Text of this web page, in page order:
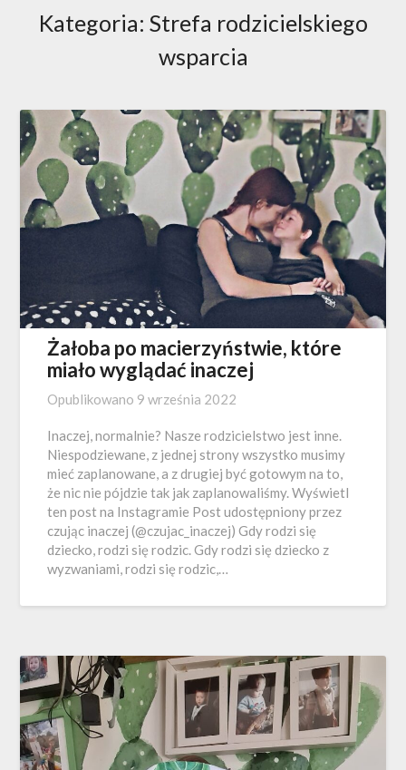
Kategoria: Strefa rodzicielskiego
wsparcia
Żałoba po macierzyństwie, które
miało wyglądać inaczej
Opublikowano 9 września 2022
Inaczej, normalnie? Nasze rodzicielstwo jest inne.
Niespodziewane, z jednej strony wszystko musimy
mieć zaplanowane, a z drugiej być gotowym na to,
że nic nie pójdzie tak jak zaplanowaliśmy. Wyświetl
ten post na Instagramie Post udostępniony przez
czując inaczej (@czujac_inaczej) Gdy rodzi się
dziecko, rodzi się rodzic. Gdy rodzi się dziecko z
wyzwaniami, rodzi się rodzic,…